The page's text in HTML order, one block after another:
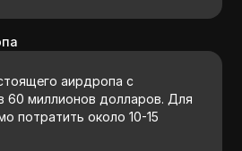
аирдропа с
60 миллионов долларов. Для
потратить около 10-15